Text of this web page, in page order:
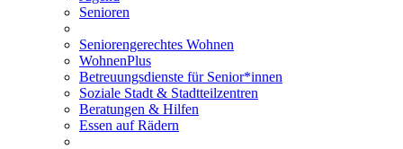
Senioren
Seniorengerechtes Wohnen
WohnenPlus
Betreuungsdienste für Senior*innen
Soziale Stadt & Stadtteilzentren
Beratungen & Hilfen
Essen auf Rädern